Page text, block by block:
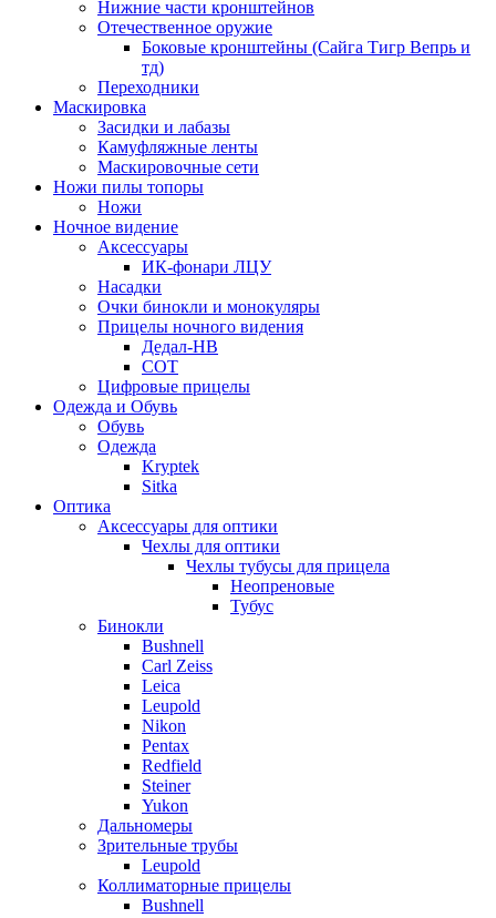
Нижние части кронштейнов
Отечественное оружие
Боковые кронштейны (Сайга Тигр Вепрь и
тд)
Переходники
Маскировка
Засидки и лабазы
Камуфляжные ленты
Маскировочные сети
Ножи пилы топоры
Ножи
Ночное видение
Аксессуары
ИК-фонари ЛЦУ
Насадки
Очки бинокли и монокуляры
Прицелы ночного видения
Дедал-НВ
СОТ
Цифровые прицелы
Одежда и Обувь
Обувь
Одежда
Kryptek
Sitka
Оптика
Аксессуары для оптики
Чехлы для оптики
Чехлы тубусы для прицела
Неопреновые
Тубус
Бинокли
Bushnell
Carl Zeiss
Leica
Leupold
Nikon
Pentax
Redfield
Steiner
Yukon
Дальномеры
Зрительные трубы
Leupold
Коллиматорные прицелы
Bushnell